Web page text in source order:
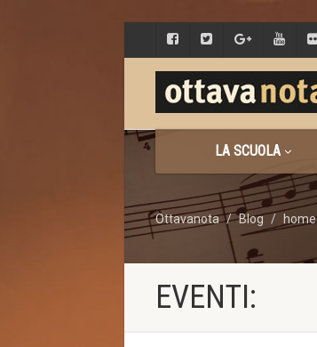
LA SCUOLA
Ottavanota Blog home
EVENTI: